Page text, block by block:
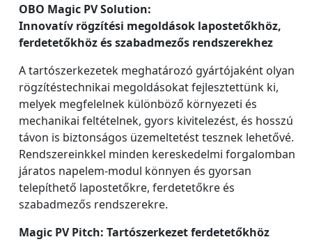
OBO Magic PV Solution:
Innovatív rögzítési megoldások lapostetőkhöz,
ferdetetőkhöz és szabadmezős rendszerekhez
A tartószerkezetek meghatározó gyártójaként olyan
rögzítéstechnikai megoldásokat fejlesztettünk ki,
melyek megfelelnek különböző környezeti és
mechanikai feltételnek, gyors kivitelezést, és hosszú
távon is biztonságos üzemeltetést tesznek lehetővé.
Rendszereinkkel minden kereskedelmi forgalomban
járatos napelem-modul könnyen és gyorsan
telepíthető lapostetőkre, ferdetetőkre és
szabadmezős rendszerekre.
Magic PV Pitch: Tartószerkezet ferdetetőkhöz